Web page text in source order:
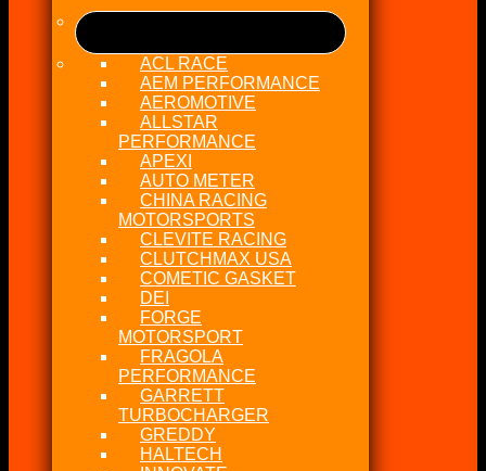
ACL RACE
AEM PERFORMANCE
AEROMOTIVE
ALLSTAR
PERFORMANCE
APEXI
AUTO METER
CHINA RACING
MOTORSPORTS
CLEVITE RACING
CLUTCHMAX USA
COMETIC GASKET
DEI
FORGE
MOTORSPORT
FRAGOLA
PERFORMANCE
GARRETT
TURBOCHARGER
GREDDY
HALTECH